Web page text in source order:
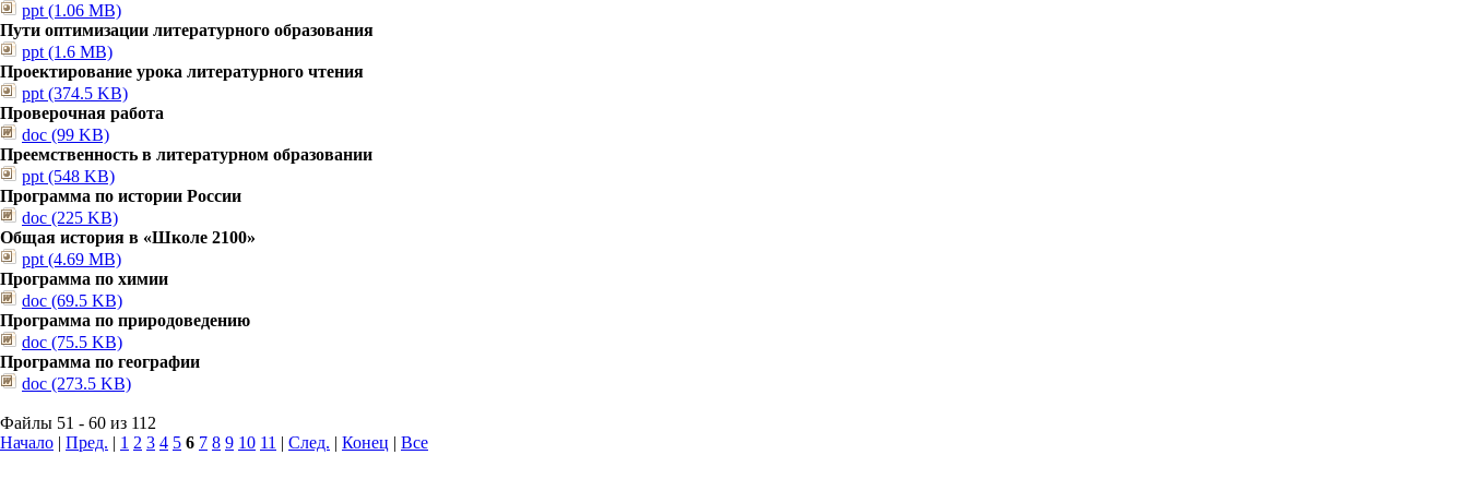
ppt (1.06 MB)
Пути оптимизации литературного образования
ppt (1.6 MB)
Проектирование урока литературного чтения
ppt (374.5 KB)
Проверочная работа
doc (99 KB)
Преемственность в литературном образовании
ppt (548 KB)
Программа по истории России
doc (225 KB)
Общая история в «Школе 2100»
ppt (4.69 MB)
Программа по химии
doc (69.5 KB)
Программа по природоведению
doc (75.5 KB)
Программа по географии
doc (273.5 KB)
Файлы 51 - 60 из 112
Начало | Пред. | 1 2 3 4 5 6 7 8 9 10 11 | След. | Конец | Все